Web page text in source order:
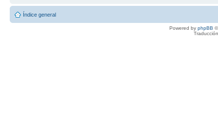
Índice general
Powered by phpBB